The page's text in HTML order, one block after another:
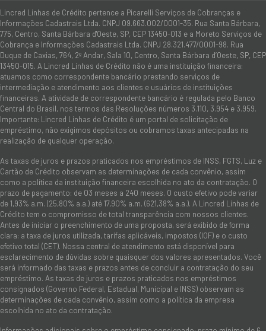
Lincred Linhas de Crédito pertence a Picarelli Serviços de Cobranças e
Informações Cadastrais Ltda. CNPJ 09.663.002/0001-35. Rua Santa Bárbara,
775, Centro, Santa Bárbara d'Oeste, SP, CEP 13450-013 e a Moreto Serviços de
Cobrança e Informações Cadastrais Ltda. CNPJ 28.321.477/0001-98. Rua
Duque de Caxias, 764, 2º Andar, Sala 10, Centro, Santa Bárbara d’Oeste, SP, CEP
13450-015. A Lincred Linhas de Crédito não é uma instituição financeira:
atuamos como correspondente bancário prestando serviços de
intermediação e atendimento aos clientes e usuários de instituições
financeiras. A atividade de correspondente bancário é regulada pelo Banco
Central do Brasil, nos termos das Resoluções números 3.110, 3.954 e 3.959.
Importante: Lincred Linhas de Crédito é um portal de solicitação de
empréstimo, não exigimos depósitos ou cobramos taxas antecipadas na
realização de qualquer operação.
As taxas de juros e prazos praticados nos empréstimos de INSS, FGTS, Luz e
Cartão de Crédito observam as determinações de cada convênio, assim
como a política da instituição financeira escolhida no ato da contratação. O
prazo de pagamento: de 03 meses a 240 meses. O custo efetivo pode variar
de 1,93% a.m. (25,80% a.a.) até 17,90% a.m. (621,38% a.a.). A Lincred Linhas de
Crédito tem o compromisso de total transparência com nossos clientes.
Antes de iniciar o preenchimento de uma proposta, será exibido de forma
clara: a taxa de juros utilizada, tarifas aplicáveis, impostos (IOF) e o custo
efetivo total (CET). Nossa central de atendimento está disponível para
esclarecimento de dúvidas sobre quaisquer dos valores apresentados. Você
será informado das taxas e prazos antes de concluir a contratação do seu
empréstimo. As taxas de juros e prazos praticados nos empréstimos
consignados (Governo Federal, Estadual, Municipal e INSS) observam as
determinações de cada convênio, assim como a política da empresa
escolhida no ato da contratação.